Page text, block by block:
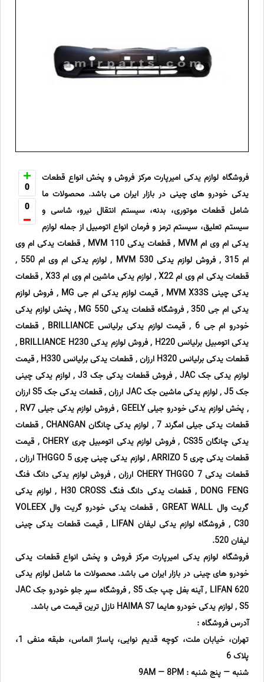
0
0
فروشگاه لوازم یدکی امیرپارت مرکز فروش و پخش انواع قطعات
یدکی خودرو های چینی در بازار ایران می باشد. محصولات ما
شامل قطعات موتوری، بدنه، سیستم انتقال نیرو، شاسی و
سیستم تعلیق، سیستم ترمز و فرمان انواع اتومبیل از جمله لوازم
یدکی ام وی ام MVM , قطعات یدکی MVM 110 , قطعات یدکی ام وی
ام 315 , فروش لوازم یدکی MVM 530 , لوازم یدکی ام وی ام 550 ,
قطعات یدکی ام وی ام X22 , لوازم یدکی ماشین ام وی ام X33 , قطعات
یدکی چینی MVM X33S , قیمت لوازم یدکی ام جی MG , فروش لوازم
یدکی ام جی 350 , فروشگاه قطعات یدکی MG 550 , پخش لوازم یدکی
خودرو ام جی 6 , قیمت لوازم یدکی برلیانس BRILLIANCE , قطعات
یدکی اتومبیل برلیانس H220 , فروش لوازم یدکی BRILLIANCE H230 ,
قطعات یدکی برلیانس H320 ارزان , قطعات یدکی برلیانس H330 , قیمت
لوازم یدکی جک JAC , فروش قطعات یدکی جک J3 , لوازم یدکی چینی
جک J5 , لوازم یدکی ماشین جک JAC ارزان , قطعات یدکی جک S5 ارزان
, پخش لوازم یدکی خودرو جیلی GEELY , فروش لوازم یدکی جیلی RV7 ,
قطعات یدکی جیلی امگرند 7 , لوازم یدکی چانگان CHANGAN , قطعات
یدکی چانگان CS35 , فروش لوازم یدکی اتومبیل چری CHERY , قیمت
قطعات یدکی چری ARRIZO 5 , لوازم یدکی چینی چری THGGO 5 ارزان ,
قطعات یدکی CHERY THGGO 7 ارزان , فروش لوازم یدکی دانگ فنگ
DONG FENG , قطعات یدکی دانگ فنگ H30 CROSS , لوازم یدکی
گریت وال GREAT WALL , قطعات یدکی خودرو گریت وال VOLEEX
C30 , فروشگاه لوازم یدکی لیفان LIFAN , قیمت قطعات یدکی چینی
لیفان 520.
فروشگاه لوازم یدکی امیرپارت مرکز فروش و پخش انواع قطعات یدکی
خودرو های چینی در بازار ایران می باشد. محصولات ما شامل لوازم یدکی
LIFAN 620 , آینه بغل چپ جک S5 , فروشگاه سپر جلو خودرو جک JAC
S5 , لوازم یدکی خودرو هایما HAIMA S7 نازل ترین قیمت می باشد.
آدرس فروشگاه :
تهران، خیابان ملت، کوچه قدیم نوایی، پاساژ الماس، طبقه منفی 1،
پلاک 6
شنبه — پنج شنبه : 9AM — 8PM